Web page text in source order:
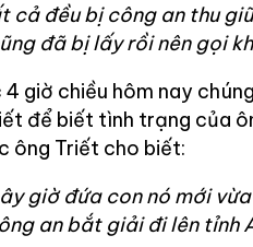
cả đều bị công an thu
đã bị lấy rồi nên gọi
4 giờ chiều hôm nay
để biết tình trạng của
ông Triết cho biết:
giờ đứa con nó mới
an bắt giải đi lên tỉnh